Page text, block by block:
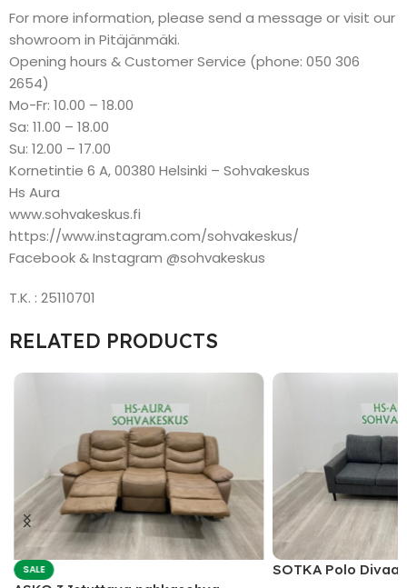
For more information, please send a message or visit our
showroom in Pitäjänmäki.
Opening hours & Customer Service (phone: 050 306
2654)
Mo-Fr: 10.00 – 18.00
Sa: 11.00 – 18.00
Su: 12.00 – 17.00
Kornetintie 6 A, 00380 Helsinki – Sohvakeskus
Hs Aura
www.sohvakeskus.fi
https://www.instagram.com/sohvakeskus/
Facebook & Instagram @sohvakeskus
T.K. : 25110701
RELATED PRODUCTS
SALE SOTKA Polo